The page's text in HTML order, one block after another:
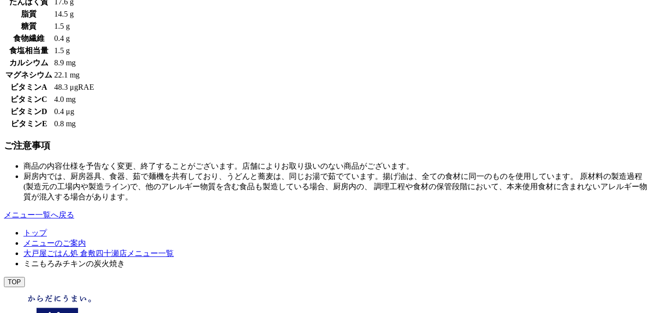
脂質
14.5 g
糖質
1.5 g
食物繊維
0.4 g
食塩相当量
1.5 g
カルシウム
8.9 mg
マグネシウム 22.1 mg
ビタミンA
48.3 μgRAE
ビタミンC
4.0 mg
ビタミンD
0.4 μg
ビタミンE
0.8 mg
ご注意事項
商品の内容仕様を予告なく変更、終了することがございます。店舗によりお取り扱いのない商品がございます。
厨房内では、厨房器具、食器、茹で麺機を共有しており、うどんと蕎麦は、同じお湯で茹でています。揚げ油は、全ての食材に同一のものを使用しています。 原材料の製造過程
(製造元の工場内や製造ライン)で、他のアレルギー物質を含む食品も製造している場合、厨房内の、 調理工程や食材の保管段階において、本来使用食材に含まれないアレルギー物
質が混入する場合があります。
メニュー一覧へ戻る
トップ
メニューのご案内
大戸屋ごはん処 倉敷四十瀬店メニュー一覧
ミニもろみチキンの炭火焼き
TOP